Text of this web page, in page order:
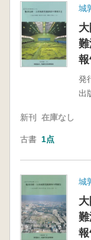
城
発
出
新刊 在庫なし
古書 1点
城